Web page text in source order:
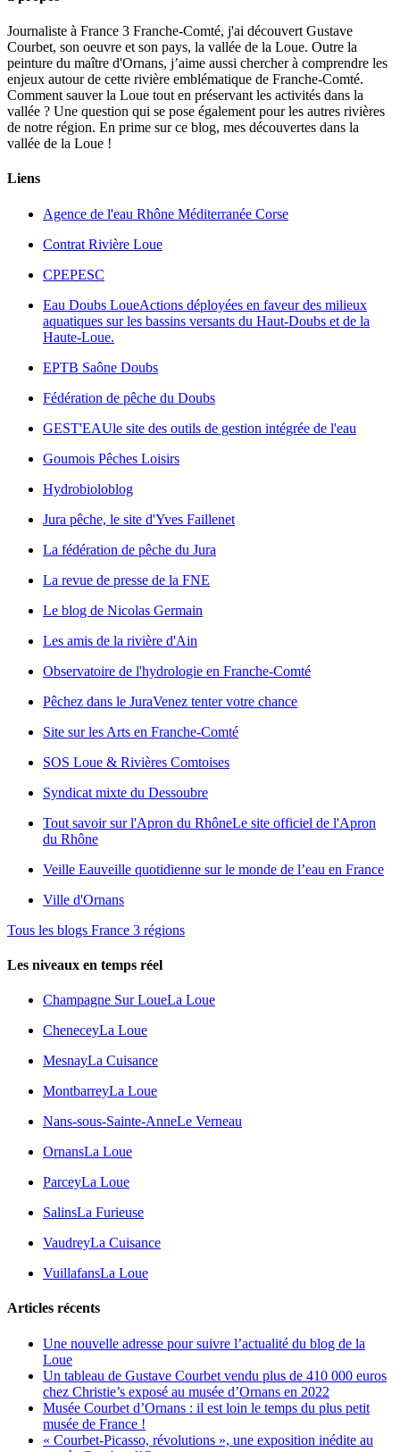
Journaliste à France 3 Franche-Comté, j'ai découvert Gustave
Courbet, son oeuvre et son pays, la vallée de la Loue. Outre la
peinture du maître d'Ornans, j’aime aussi chercher à comprendre les
enjeux autour de cette rivière emblématique de Franche-Comté.
Comment sauver la Loue tout en préservant les activités dans la
vallée ? Une question qui se pose également pour les autres rivières
de notre région. En prime sur ce blog, mes découvertes dans la
vallée de la Loue !
Liens
Agence de l'eau Rhône Méditerranée Corse
Contrat Rivière Loue
CPEPESC
Eau Doubs LoueActions déployées en faveur des milieux
aquatiques sur les bassins versants du Haut-Doubs et de la
Haute-Loue.
EPTB Saône Doubs
Fédération de pêche du Doubs
GEST'EAUle site des outils de gestion intégrée de l'eau
Goumois Pêches Loisirs
Hydrobioloblog
Jura pêche, le site d'Yves Faillenet
La fédération de pêche du Jura
La revue de presse de la FNE
Le blog de Nicolas Germain
Les amis de la rivière d'Ain
Observatoire de l'hydrologie en Franche-Comté
Pêchez dans le JuraVenez tenter votre chance
Site sur les Arts en Franche-Comté
SOS Loue & Rivières Comtoises
Syndicat mixte du Dessoubre
Tout savoir sur l'Apron du RhôneLe site officiel de l'Apron
du Rhône
Veille Eauveille quotidienne sur le monde de l’eau en France
Ville d'Ornans
Tous les blogs France 3 régions
Les niveaux en temps réel
Champagne Sur LoueLa Loue
CheneceyLa Loue
MesnayLa Cuisance
MontbarreyLa Loue
Nans-sous-Sainte-AnneLe Verneau
OrnansLa Loue
ParceyLa Loue
SalinsLa Furieuse
VaudreyLa Cuisance
VuillafansLa Loue
Articles récents
Une nouvelle adresse pour suivre l’actualité du blog de la
Loue
Un tableau de Gustave Courbet vendu plus de 410 000 euros
chez Christie’s exposé au musée d’Ornans en 2022
Musée Courbet d’Ornans : il est loin le temps du plus petit
musée de France !
« Courbet-Picasso, révolutions », une exposition inédite au